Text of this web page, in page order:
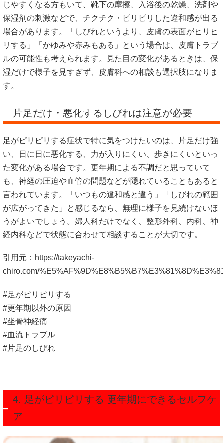
じやすくなる方もいて、靴下の摩擦、入浴後の乾燥、洗剤や
保湿剤の刺激などで、チクチク・ピリピリした違和感が出る
場合があります。「しびれというより、皮膚の表面がヒリヒ
リする」「かゆみや赤みもある」という場合は、皮膚トラブ
ルの可能性も考えられます。見た目の変化があるときは、保
湿だけで様子を見すぎず、皮膚科への相談も選択肢になりま
す。
片足だけ・悪化するしびれは注意が必要
足がピリピリする症状で特に気をつけたいのは、片足だけ強
い、日に日に悪化する、力が入りにくい、歩きにくいといっ
た変化がある場合です。更年期による不調だと思っていて
も、神経の圧迫や血管の問題などが隠れていることもあると
言われています。「いつもの違和感と違う」「しびれの範囲
が広がってきた」と感じるなら、無理に様子を見続けないほ
うがよいでしょう。婦人科だけでなく、整形外科、内科、神
経内科などで状態に合わせて相談することが大切です。
引用元： https://takeyachi-
chiro.com/
#足がピリピリする
#更年期以外の原因
#坐骨神経痛
#血流トラブル
#片足のしびれ
4. 足がピリピリする 更年期にできるセルフケ
ア